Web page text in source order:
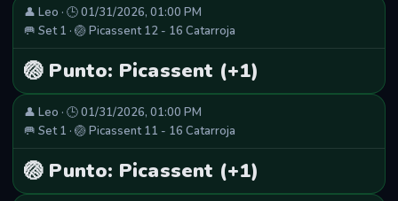
👤 Leo · 🕒 01/31/2026, 01:00 PM
🥅 Set 1 · 🏐 Picassent 12 - 16 Catarroja
🏐 Punto: Picassent (+1)
👤 Leo · 🕒 01/31/2026, 01:00 PM
🥅 Set 1 · 🏐 Picassent 11 - 16 Catarroja
🏐 Punto: Picassent (+1)